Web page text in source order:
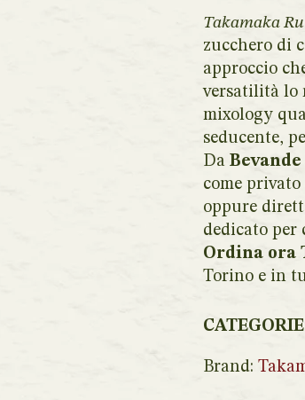
Takamaka
zucchero di
approccio
versatilità lo
mixology
seducente,
Da
come
oppure
dedicato per
Ordina ora
Torino e in
Brand: